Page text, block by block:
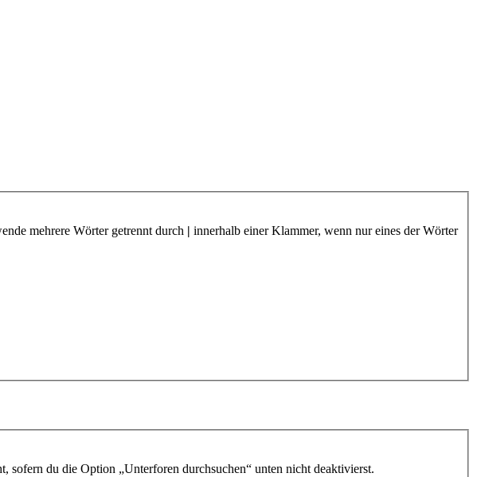
mehrere Wörter getrennt durch | innerhalb einer Klammer, wenn nur eines der Wörter
sofern du die Option „Unterforen durchsuchen“ unten nicht deaktivierst.